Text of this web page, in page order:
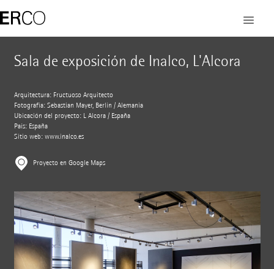
Sala de exposición de Inalco, L'Alcora
Arquitectura: Fructuoso Arquitecto
Fotografía: Sebastian Mayer, Berlín / Alemania
Ubicación del proyecto: L Alcora / España
País: España
Sitio web: www.inalco.es
Proyecto en Google Maps